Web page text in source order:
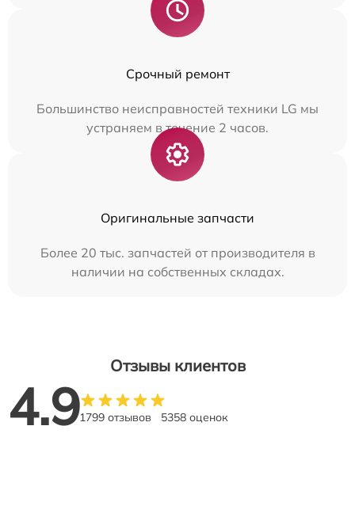
Срочный ремонт
Большинство неисправностей техники LG мы
устраняем в течение 2 часов.
Оригинальные запчасти
Более 20 тыс. запчастей от производителя в
наличии на собственных складах.
Отзывы клиентов
4.91799 отзывов 5358 оценок